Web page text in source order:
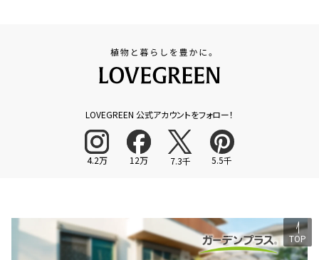
LOVEGREEN 公式アカウントをフォロー！
4.2万 12万 7.3千 5.5千
TOP